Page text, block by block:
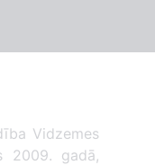
Vidzemes
2009. gadā,